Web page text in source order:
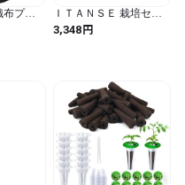
やすい状況を作ります。
良さなど、今までにない、
ます。
プラ
10ガ
ェルト
ＩＴＡＮＳＥ 栽培セッ
ト フレッシュフィール
レタス 1個売り 家庭菜園
ゼント ギフト 食育 学
名:Lactuca sativa
3,348円